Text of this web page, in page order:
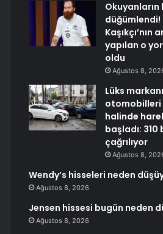
Okuyanların
düğümlendi!
Kaşıkçı’nın
yapılan o
oldu
Ağustos 8,
Lüks
otomobilleri
halinde
başladı:
çağrılıyor
Ağustos 8,
Wendy’s hisseleri neden
Ağustos 8, 2026
Jensen hissesi bugün neden
Ağustos 8, 2026